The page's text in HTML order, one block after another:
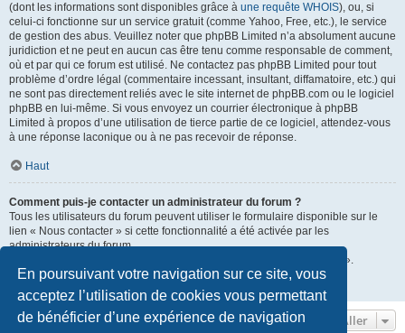
En poursuivant votre navigation sur ce site, vous
acceptez l’utilisation de cookies vous permettant
de bénéficier d’une expérience de navigation
(dont les informations sont disponibles grâce à une requête WHOIS), ou, si
celui-ci fonctionne sur un service gratuit (comme Yahoo, Free, etc.), le service
de gestion des abus. Veuillez noter que phpBB Limited n’a absolument aucune
juridiction et ne peut en aucun cas être tenu comme responsable de comment,
où et par qui ce forum est utilisé. Ne contactez pas phpBB Limited pour tout
problème d’ordre légal (commentaire incessant, insultant, diffamatoire, etc.) qui
ne sont pas directement reliés avec le site internet de phpBB.com ou le logiciel
phpBB en lui-même. Si vous envoyez un courrier électronique à phpBB
Limited à propos d’une utilisation de tierce partie de ce logiciel, attendez-vous
à une réponse laconique ou à ne pas recevoir de réponse.
Haut
Comment puis-je contacter un administrateur du forum ?
Tous les utilisateurs du forum peuvent utiliser le formulaire disponible sur le
lien « Nous contacter » si cette fonctionnalité a été activée par les
administrateurs du forum.
Les membres du forum peuvent également utiliser le lien « L’équipe ».
Aller